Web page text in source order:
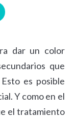
dar un color
que
es posible
Y como en el
el tratamiento